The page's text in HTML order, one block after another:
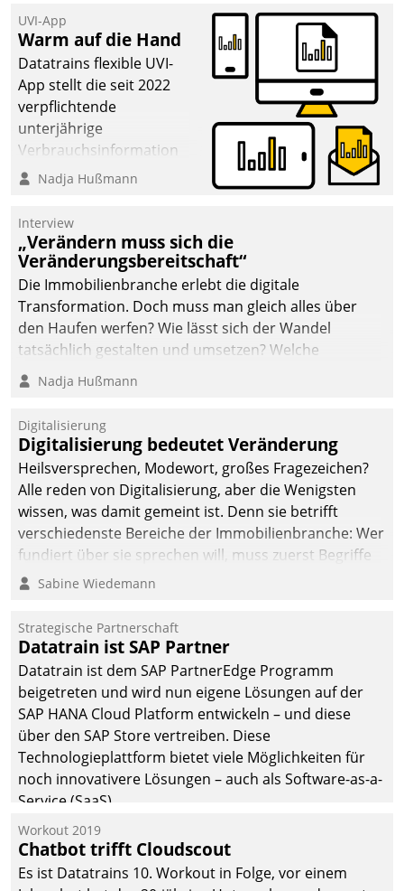
UVI-App
Warm auf die Hand
Datatrains flexible UVI-
App stellt die seit 2022
verpflichtende
unterjährige
Verbrauchsinformation
schnell, zuverlässig und
Die monatlichen
Mitteilungen zum
Heizungs- und
Wasserverbrauch gehen
automatisiert, vollständig
und auf Wunsch über
mehrere zuvor
Kommunikationswege bei
Nadja Hußmann
Interview
„Verändern muss sich die
Veränderungsbereitschaft“
Die Immobilienbranche erlebt die digitale
Transformation. Doch muss man gleich alles über
den Haufen werfen? Wie lässt sich der Wandel
tatsächlich gestalten und umsetzen? Welche
Argumente zählen wirklich?
Nadja Hußmann
Digitalisierung
Digitalisierung bedeutet Veränderung
Heilsversprechen, Modewort, großes Fragezeichen?
Alle reden von Digitalisierung, aber die Wenigsten
wissen, was damit gemeint ist. Denn sie betrifft
verschiedenste Bereiche der Immobilienbranche: Wer
fundiert über sie sprechen will, muss zuerst Begriffe
klären. Ein Aspekt ist die betriebliche Optimierung:
Einsparungen durch optimierte und automatisierte
Prozesse. Doch man darf nicht zu viel erwarten: Allein
mit der Einführung einer neuen Software ist es nicht
getan. Die Digitalisierung erfordert von Unternehmen
die Bereitschaft, sich zu überprüfen, zu hinterfragen
und zu verändern.
Sabine Wiedemann
Strategische Partnerschaft
Datatrain ist SAP Partner
Datatrain ist dem SAP PartnerEdge Programm
beigetreten und wird nun eigene Lösungen auf der
SAP HANA Cloud Platform entwickeln – und diese
über den SAP Store vertreiben. Diese
Technologieplattform bietet viele Möglichkeiten für
noch innovativere Lösungen – auch als Software-as-a-
Service (SaaS).
Workout 2019
Chatbot trifft Cloudscout
Es ist Datatrains 10. Workout in Folge, vor einem